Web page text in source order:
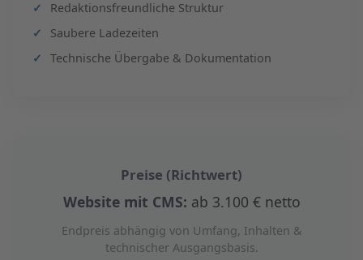
Redaktionsfreundliche Struktur
Saubere Ladezeiten
Technische Übergabe & Dokumentation
Preise (Richtwert)
Website mit CMS: ab 3.100 € netto
Endpreis abhängig von Umfang, Inhalten &
technischer Ausgangsbasis.